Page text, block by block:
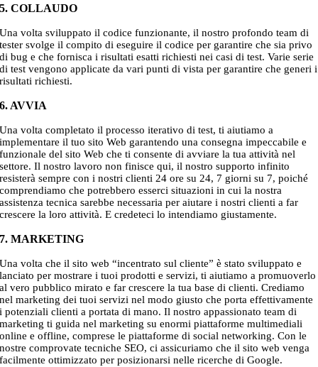
5. COLLAUDO
Una volta sviluppato il codice funzionante, il nostro profondo team di
tester svolge il compito di eseguire il codice per garantire che sia privo
di bug e che fornisca i risultati esatti richiesti nei casi di test. Varie serie
di test vengono applicate da vari punti di vista per garantire che generi i
risultati richiesti.
6. AVVIA
Una volta completato il processo iterativo di test, ti aiutiamo a
implementare il tuo sito Web garantendo una consegna impeccabile e
funzionale del sito Web che ti consente di avviare la tua attività nel
settore. Il nostro lavoro non finisce qui, il nostro supporto infinito
resisterà sempre con i nostri clienti 24 ore su 24, 7 giorni su 7, poiché
comprendiamo che potrebbero esserci situazioni in cui la nostra
assistenza tecnica sarebbe necessaria per aiutare i nostri clienti a far
crescere la loro attività. E credeteci lo intendiamo giustamente.
7. MARKETING
Una volta che il sito web “incentrato sul cliente” è stato sviluppato e
lanciato per mostrare i tuoi prodotti e servizi, ti aiutiamo a promuoverlo
al vero pubblico mirato e far crescere la tua base di clienti. Crediamo
nel marketing dei tuoi servizi nel modo giusto che porta effettivamente
i potenziali clienti a portata di mano. Il nostro appassionato team di
marketing ti guida nel marketing su enormi piattaforme multimediali
online e offline, comprese le piattaforme di social networking. Con le
nostre comprovate tecniche SEO, ci assicuriamo che il sito web venga
facilmente ottimizzato per posizionarsi nelle ricerche di Google.